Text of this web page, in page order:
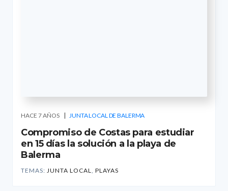
HACE 7 AÑOS JUNTA LOCAL DE BALERMA
Compromiso de Costas para estudiar
en 15 días la solución a la playa de
Balerma
TEMAS: JUNTA LOCAL PLAYAS